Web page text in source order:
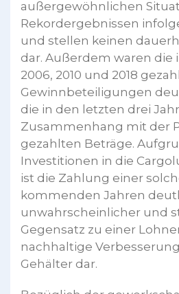
außergewöhnlichen
Rekordergebnissen
und stellen keinen
dar. Außerdem waren die
2006, 2010 und 2018
Gewinnbeteiligungen
die in den letzten drei
Zusammenhang mit der
gezahlten Beträge.
Investitionen in die
ist die Zahlung einer
kommenden Jahren
unwahrscheinlicher und
Gegensatz zu einer
nachhaltige
Gehälter dar.